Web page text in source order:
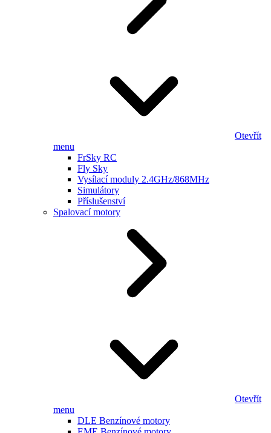
Otevřít
menu
FrSky RC
Fly Sky
Vysílací moduly 2.4GHz/868MHz
Simulátory
Příslušenství
Spalovací motory
Otevřít
menu
DLE Benzínové motory